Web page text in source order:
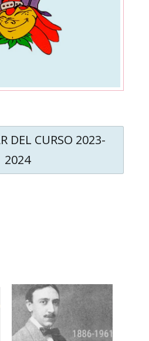
DEL CURSO 2023-
2024